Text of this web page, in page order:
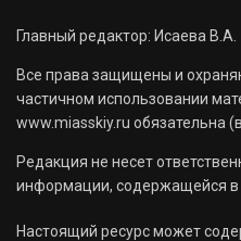
Главный редактор: Исаева В.А.
Все права защищены и
частичном использовании
www.miasskiy.ru обязательна
Редакция не несет
информации, содержащейся в
Настоящий ресурс может